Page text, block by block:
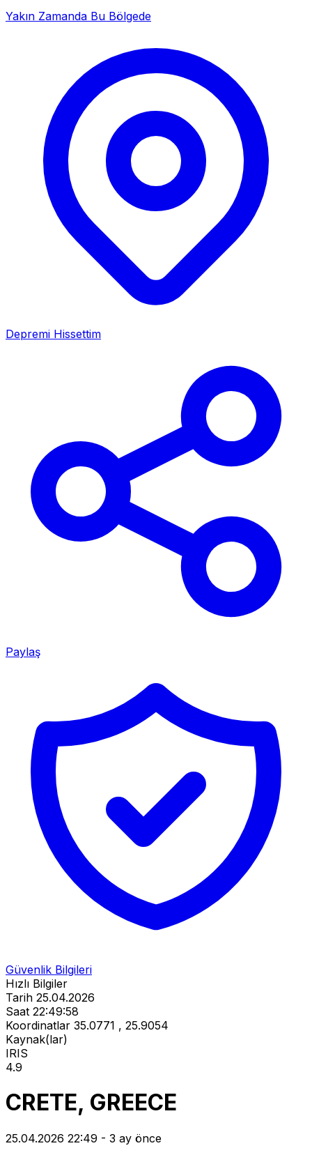
Yakın Zamanda Bu Bölgede
Depremi Hissettim
Paylaş
Güvenlik Bilgileri
Hızlı Bilgiler
Tarih 25.04.2026
Saat 22:49:58
Koordinatlar 35.0771 , 25.9054
Kaynak(lar)
IRIS
4.9
CRETE, GREECE
25.04.2026 22:49 - 3 ay önce